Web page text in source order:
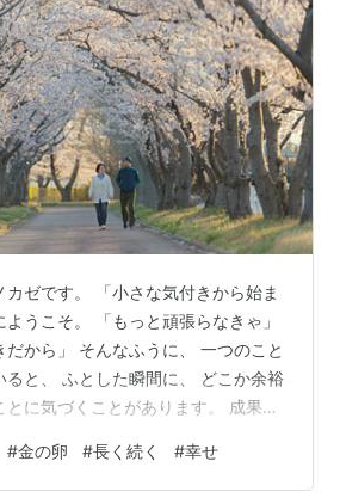
カゼです。 「小さな気付きから始ま
うこそ。 「もっと頑張らなきゃ」
だから」 そんなふうに、 一つのこと
ると、 ふとした瞬間に、 どこか余裕
に気づくことがあります。 成果は
せんか？ 今日は、 「バランス」と
テーマについて、 一緒に考えてみた
#金の卵 #長く続く #幸せ